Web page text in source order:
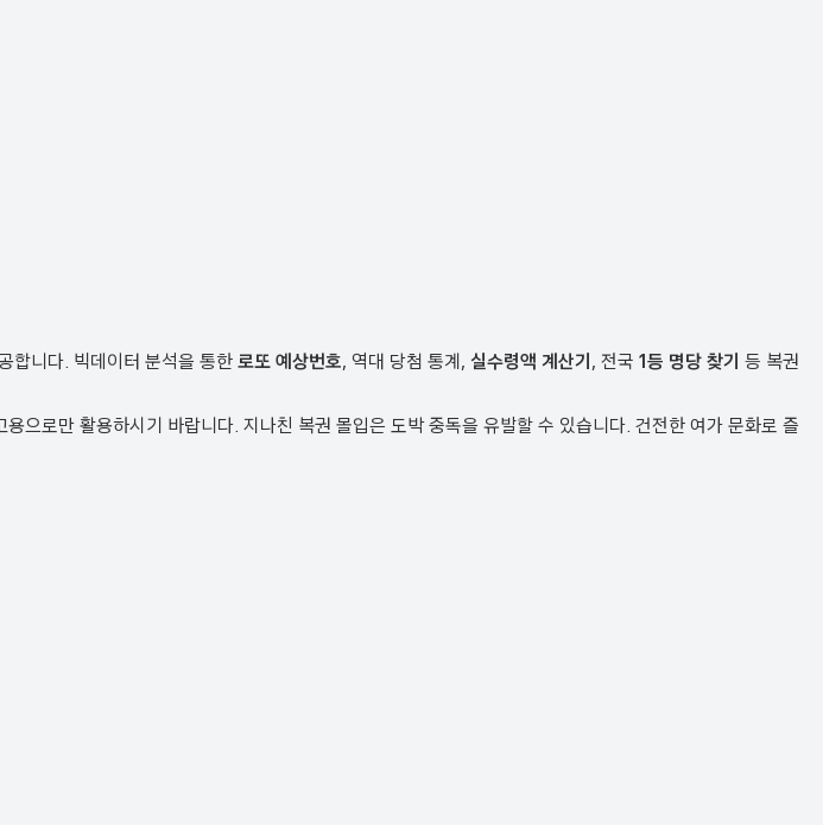
합니다. 빅데이터 분석을 통한 로또 예상번호, 역대 당첨 통계, 실수령액 계산기, 전국 1등 명당 찾기 등 복권
으로만 활용하시기 바랍니다. 지나친 복권 몰입은 도박 중독을 유발할 수 있습니다. 건전한 여가 문화로 즐